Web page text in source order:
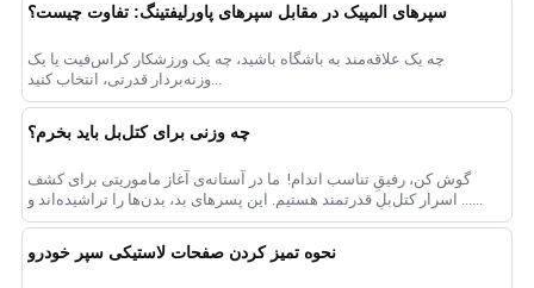
سپرهای المپیک در مقابل سپرهای پاورلیفتینگ: تفاوت چیست؟
چه یک علاقه‌مند به باشگاه باشید، چه یک ورزشکار کراس‌فیت یا یک
چه وزنی برای کتل‌بل باید بخرم؟
گوش کن، رفیقِ تناسب اندام! ️ ما در آستانه‌ی آغاز ماموریتی برای کشف
نحوه تمیز کردن صفحات لاستیکی سپر خودرو